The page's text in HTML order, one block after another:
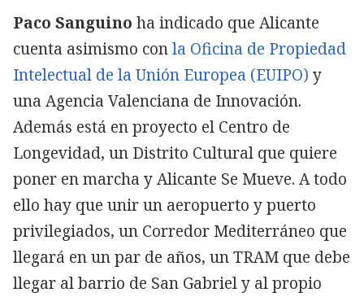
Paco Sanguino ha indicado que Alicante
cuenta asimismo conla Oficina de Propiedad
Intelectual de la Unión Europea (EUIPO) y
una Agencia Valenciana de Innovación.
Además está en proyecto el Centro de
Longevidad, un Distrito Cultural que quiere
poner en marcha y Alicante Se Mueve. A todo
ello hay que unir un aeropuerto y puerto
privilegiados, un Corredor Mediterráneo que
llegará en un par de años, un TRAM que debe
llegar al barrio de San Gabriel y al propio